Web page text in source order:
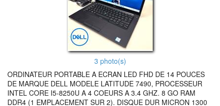
3 photo(s)
ORDINATEUR PORTABLE A ECRAN LED FHD DE 14 POUCES
DE MARQUE DELL MODELE LATITUDE 7490, PROCESSEUR
INTEL CORE I5-8250U A 4 COEURS A 3.4 GHZ. 8 GO RAM
DDR4 (1 EMPLACEMENT SUR 2). DISQUE DUR MICRON 1300